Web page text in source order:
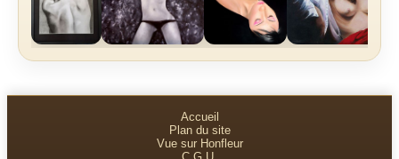
Accueil
Plan du site
Vue sur Honfleur